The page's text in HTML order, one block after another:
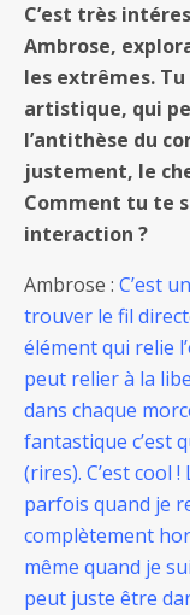
C’est très
Ambrose,
les extrêmes.
artistique, qui
l’antithèse du
justement, le
Comment tu te
interaction ?
Ambrose : C’est
trouver le fil
élément qui relie
peut relier à la
dans chaque
fantastique c’est
(rires). C’est cool
parfois quand je
complètement
même quand je
peut juste être